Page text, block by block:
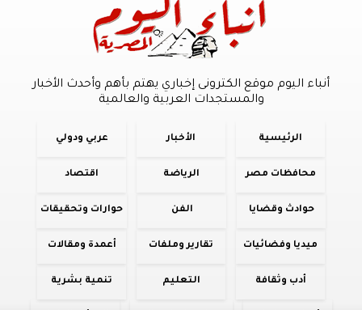
أنباء اليوم موقع الكترونى إخباري يهتم بأهم وأحدث الأخبار
والمستجدات العربية والعالمية
الرئيسية الأخبار عربي ودولي
محافظات مصر الرياضة اقتصاد
حوادث وقضايا الفن حوارات وتحقيقات
ميديا وفضائيات تقارير وملفات أعمدة ومقالات
أدب وثقافة التعليم تنمية بشرية